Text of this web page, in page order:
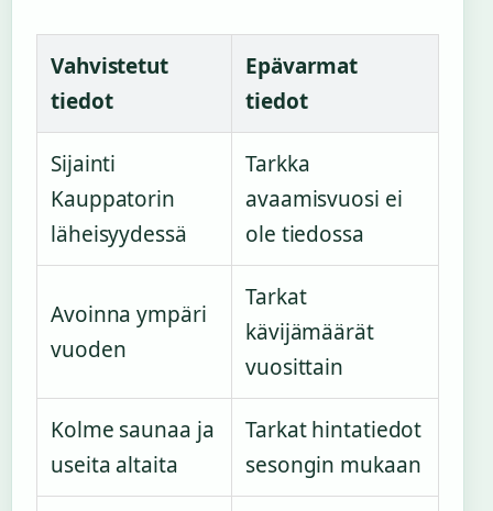
Vahvistetut
tiedot
Epävarmat
tiedot
Sijainti
Kauppatorin
läheisyydessä
Tarkka
avaamisvuosi ei
ole tiedossa
Avoinna ympäri
vuoden
Tarkat
kävijämäärät
vuosittain
Kolme saunaa ja
useita altaita
Tarkat hintatiedot
sesongin mukaan